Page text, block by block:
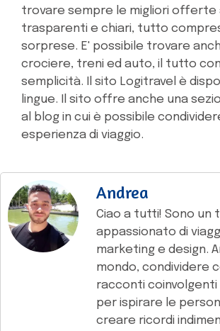
trovare sempre le migliori offerte
trasparenti e chiari, tutto
sorprese. E' possibile trovare
crociere, treni ed auto, il tutto
semplicità. Il sito Logitravel è
lingue. Il sito offre anche una
al blog in cui è possibile
esperienza di viaggio.
Andrea
Ciao a tutti! Sono un
appassionato di
marketing e design.
mondo, condividere
racconti coinvolgenti
per ispirare le
creare ricordi